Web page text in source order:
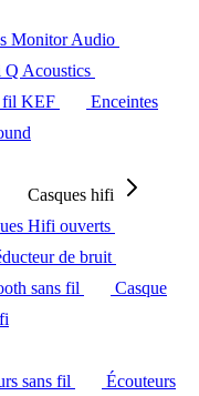
Monitor Audio
Q Acoustics
fil KEF
Enceintes
Casques hifi
Hifi ouverts
de bruit
sans fil
Casque
sans fil
Écouteurs